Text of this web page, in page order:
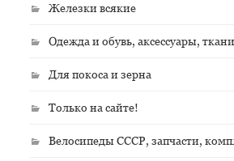
Железки всякие
Одежда и обувь, аксессуары, ткани
Для покоса и зерна
Только на сайте!
Велосипеды СССР, запчасти,